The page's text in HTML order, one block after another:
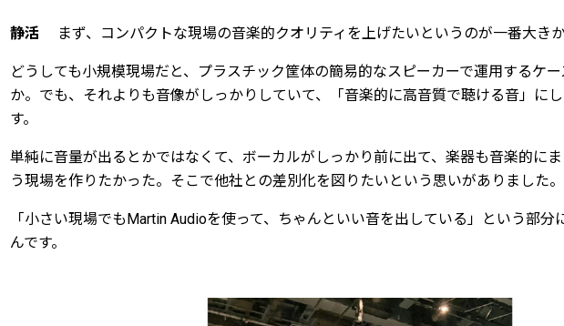
静活 まず、コンパクトな現場の音楽的クオリティを上げたいというのが一番大きか
どうしても小規模現場だと、プラスチック筐体の簡易的なスピーカーで運用するケ
か。でも、それよりも音像がしっかりしていて、「音楽的に高音質で聴ける音」に
す。
単純に音量が出るとかではなくて、ボーカルがしっかり前に出て、楽器も音楽的に
う現場を作りたかった。そこで他社との差別化を図りたいという思いがありました。
「小さい現場でもMartin Audioを使って、ちゃんといい音を出している」という部分
んです。